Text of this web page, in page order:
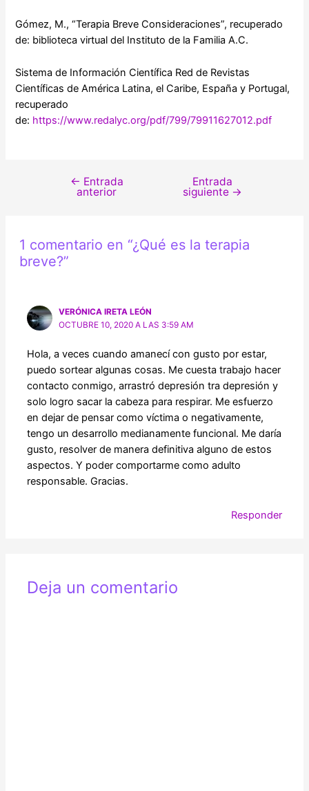
Gómez, M., “Terapia Breve Consideraciones”, recuperado
de: biblioteca virtual del Instituto de la Familia A.C.
Sistema de Información Científica Red de Revistas
Científicas de América Latina, el Caribe, España y Portugal,
recuperado
de: https://www.redalyc.org/pdf/799/79911627012.pdf
Navegación
← Entrada
anterior
Entrada
siguiente →
1 comentario en “¿Qué es la terapia
breve?”
VERÓNICA IRETA LEÓN
OCTUBRE 10, 2020 A LAS 3:59 AM
Hola, a veces cuando amanecí con gusto por estar,
puedo sortear algunas cosas. Me cuesta trabajo hacer
contacto conmigo, arrastró depresión tra depresión y
solo logro sacar la cabeza para respirar. Me esfuerzo
en dejar de pensar como víctima o negativamente,
tengo un desarrollo medianamente funcional. Me daría
gusto, resolver de manera definitiva alguno de estos
aspectos. Y poder comportarme como adulto
responsable. Gracias.
Responder
Deja un comentario